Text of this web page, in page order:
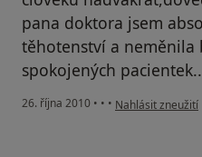
pana doktora jsem
těhotenství a neměnila
spokojených
26. října 2010 • • • podle názoru
Nahlásit zneužití